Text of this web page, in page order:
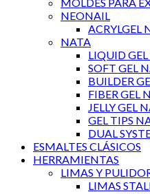
NEONAIL
ACRYLGEL
NATA
LIQUID
SOFT GEL
BUILDER
FIBER GEL
JELLY GEL
GEL TIPS
DUAL
ESMALTES CLÁSICOS
HERRAMIENTAS
LIMAS Y
LIMAS